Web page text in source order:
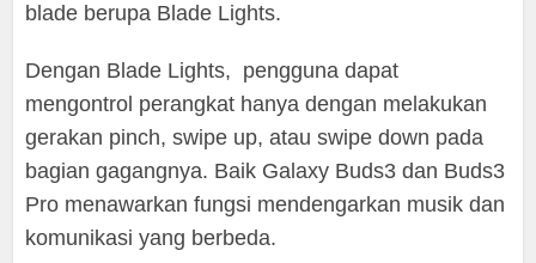
blade berupa Blade Lights.
Dengan Blade Lights, pengguna dapat
mengontrol perangkat hanya dengan melakukan
gerakan pinch, swipe up, atau swipe down pada
bagian gagangnya. Baik Galaxy Buds3 dan Buds3
Pro menawarkan fungsi mendengarkan musik dan
komunikasi yang berbeda.